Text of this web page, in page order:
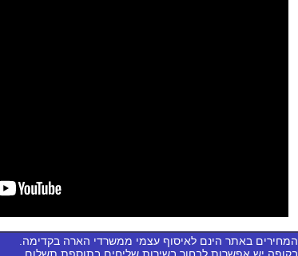
המחירים באתר הינם לאיסוף עצמי ממשרדי הארה בקדימה.